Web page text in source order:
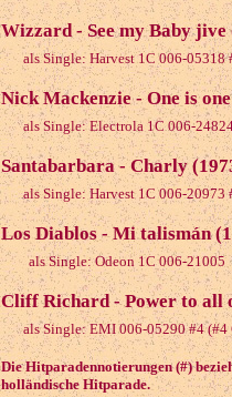
Wizzard - See my Baby jive
als Single: Harvest 1C 006-05318
Nick Mackenzie - One is
als Single: Electrola 1C 006-
Santabarbara - Charly
als Single: Harvest 1C 006-20973
Los Diablos - Mi talismán
als Single: Odeon 1C 006-21005
Cliff Richard - Power to all
als Single: EMI 006-05290 #4 (#4
Die Hitparadennotierungen (#)
holländische Hitparade.